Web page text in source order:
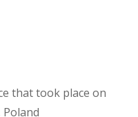
that took place on
Poland